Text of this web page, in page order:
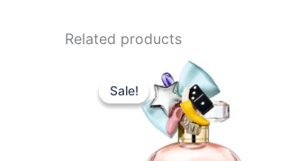
Related products
Sale!
Sale!
Original
price
was:
1.140,00 kr..
price
is:
855,00 kr..